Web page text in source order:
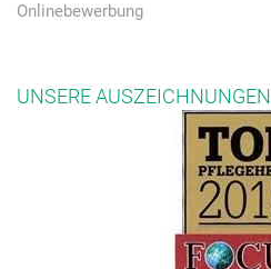
Onlinebewerbung
UNSERE AUSZEICHNUNGEN